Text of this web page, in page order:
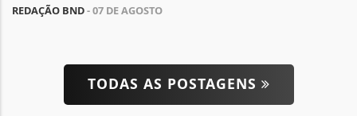
REDAÇÃO BND- 07 DE AGOSTO
TODAS AS POSTAGENS